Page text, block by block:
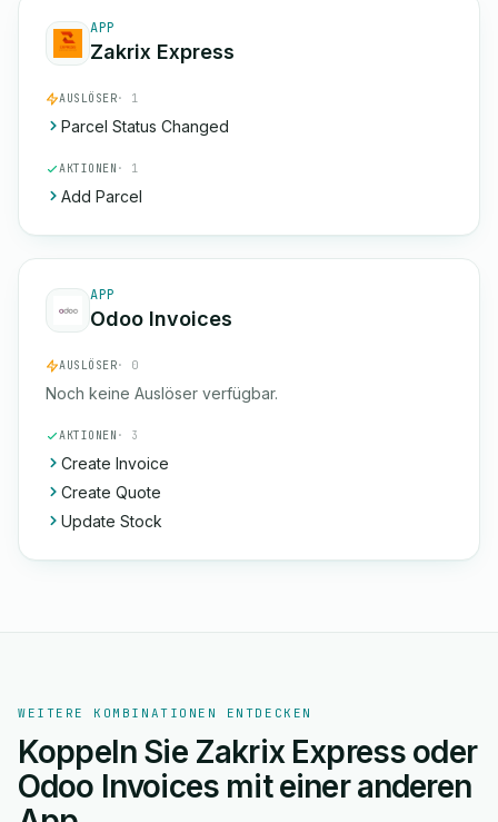
APP
Zakrix Express
AUSLÖSER· 1
Parcel Status Changed
AKTIONEN · 1
Add Parcel
APP
Odoo Invoices
AUSLÖSER· 0
Noch keine Auslöser verfügbar.
AKTIONEN · 3
Create Invoice
Create Quote
Update Stock
WEITERE KOMBINATIONEN ENTDECKEN
Koppeln Sie Zakrix Express oder
Odoo Invoices mit einer anderen